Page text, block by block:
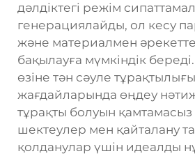
дәлдіктегі режім
генерациялайды, ол кесу
және материалмен
бақылауға мүмкіндік
өзіне тән сәуле
жағдайларында өңдеу
тұрақты болуын қамтамасыз
шектеулер мен қайталану
қолданулар үшін идеалды